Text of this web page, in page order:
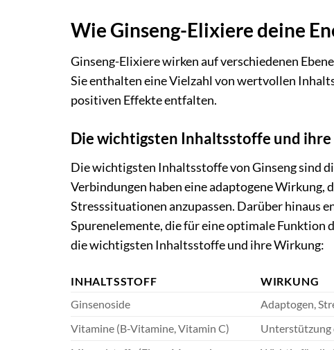
Wie Ginseng-Elixiere deine
Ginseng-Elixiere wirken auf verschiedenen
Sie enthalten eine Vielzahl von wertvollen
positiven Effekte entfalten.
Die wichtigsten Inhaltsstoffe und
Die wichtigsten Inhaltsstoffe von Ginseng sind
Verbindungen haben eine adaptogene Wirkung,
Stresssituationen anzupassen. Darüber hinaus
Spurenelemente, die für eine optimale Funktion
die wichtigsten Inhaltsstoffe und ihre Wirkung:
INHALTSSTOFF
WIRKUNG
Ginsenoside
Adaptogen,
Vitamine (B-Vitamine, Vitamin C)
Unterstützung